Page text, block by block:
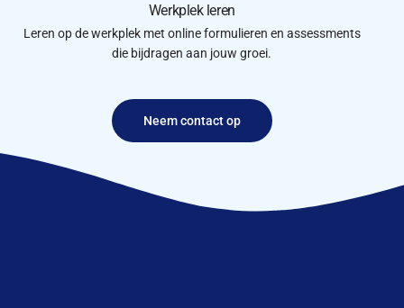
Werkplek leren
Leren op de werkplek met online formulieren en assessments
die bijdragen aan jouw groei.
Neem contact op